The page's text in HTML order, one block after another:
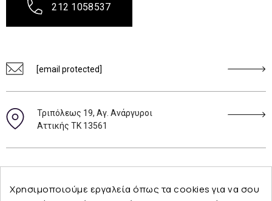
212 1058537
[email protected]
Τριπόλεως 19, Αγ. Ανάργυροι
Αττικής ΤΚ 13561
Χρησιμοποιούμε εργαλεία όπως τα cookies για να σου